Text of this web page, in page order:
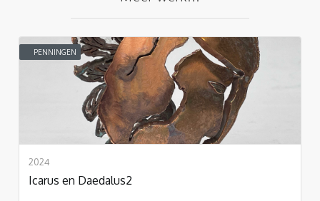
PENNINGEN
2024
Icarus en Daedalus2